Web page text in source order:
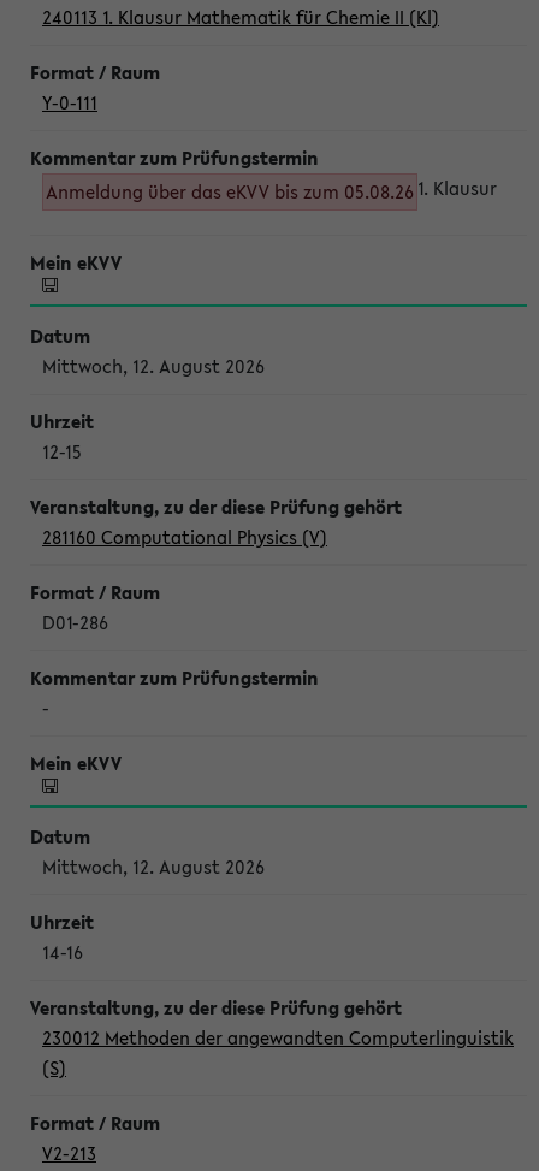
240113 1. Klausur Mathematik für Chemie II (Kl)
Y-0-111
Anmeldung über das eKVV bis zum 05.08.26 1. Klausur
Mittwoch, 12. August 2026
12-15
281160 Computational Physics (V)
D01-286
-
Mittwoch, 12. August 2026
14-16
230012 Methoden der angewandten Computerlinguistik
(S)
V2-213